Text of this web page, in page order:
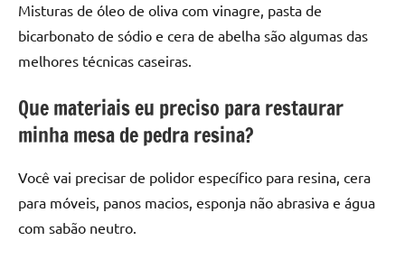
Misturas de óleo de oliva com vinagre, pasta de
bicarbonato de sódio e cera de abelha são algumas das
melhores técnicas caseiras.
Que materiais eu preciso para restaurar
minha mesa de pedra resina?
Você vai precisar de polidor específico para resina, cera
para móveis, panos macios, esponja não abrasiva e água
com sabão neutro.